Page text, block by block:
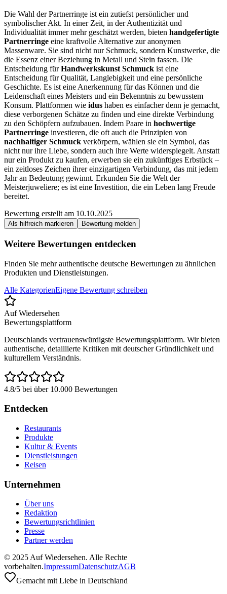
Die Wahl der Partnerringe ist ein zutiefst persönlicher und
symbolischer Akt. In einer Zeit, in der Authentizität und
Individualität immer mehr geschätzt werden, bieten handgefertigte
Partnerringe eine kraftvolle Alternative zur anonymen
Massenware. Sie sind nicht nur Schmuck, sondern Kunstwerke, die
die Essenz einer Beziehung in Metall und Stein fassen. Die
Entscheidung fürHandwerkskunst Schmuck ist eine
Entscheidung für Qualität, Langlebigkeit und eine persönliche
Geschichte. Es ist eine Anerkennung für das Können und die
Leidenschaft eines Meisters und ein Bekenntnis zu bewusstem
Konsum. Plattformen wie idus haben es einfacher denn je gemacht,
diese verborgenen Schätze zu finden und eine direkte Verbindung
zu den Schöpfern aufzubauen. Indem Paare in hochwertige
Partnerringe investieren, die oft auch die Prinzipien von
nachhaltiger Schmuck verkörpern, wählen sie ein Symbol, das
nicht nur ihre Liebe, sondern auch ihre Werte widerspiegelt. Anstatt
nur ein Produkt zu kaufen, erwerben sie ein zukünftiges Erbstück –
ein zeitloses Zeichen ihrer einzigartigen Verbindung, das mit jedem
Jahr an Bedeutung gewinnt. Erkunden Sie die Welt der
Meisterjuweliere; es ist eine Investition, die ein Leben lang Freude
bereitet.
Bewertung erstellt am 10.10.2025
Als hilfreich markieren Bewertung melden
Weitere Bewertungen entdecken
Finden Sie mehr authentische deutsche Bewertungen zu ähnlichen
Produkten und Dienstleistungen.
Alle KategorienEigene Bewertung schreiben
Auf Wiedersehen
Bewertungsplattform
Deutschlands vertrauenswürdigste Bewertungsplattform. Wir bieten
authentische, detaillierte Kritiken mit deutscher Gründlichkeit und
kulturellem Verständnis.
4.8/5 bei über 10.000 Bewertungen
Entdecken
Restaurants
Produkte
Kultur & Events
Dienstleistungen
Reisen
Unternehmen
Über uns
Redaktion
Bewertungsrichtlinien
Presse
Partner werden
© 2025 Auf Wiedersehen. Alle Rechte
vorbehalten.ImpressumDatenschutzAGB
Gemacht mit Liebe in Deutschland